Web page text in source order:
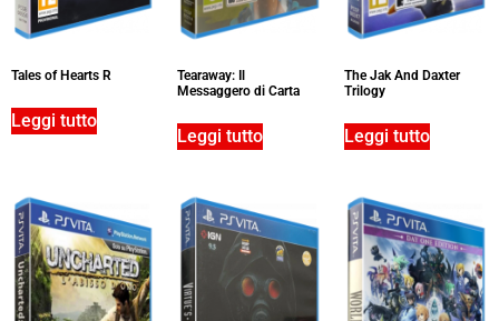
Tales of Hearts R
Leggi tutto
Tearaway: Il
Messaggero di Carta
Leggi tutto
The Jak And Daxter
Trilogy
Leggi tutto